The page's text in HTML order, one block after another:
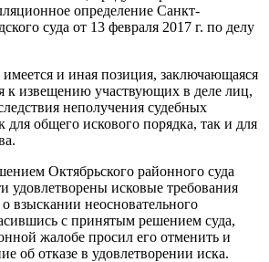
определение Санкт-
суда от 13 февраля 2017 г. по делу
и иная позиция, заключающаяся
к извещению участвующих в деле лиц,
неполучения судебных
общего искового порядка, так и для
Октябрьского районного суда
удовлетворены исковые требования
неосновательного
с принятым решением суда,
жалобе просил его отменить и
об отказе в удовлетворении иска.